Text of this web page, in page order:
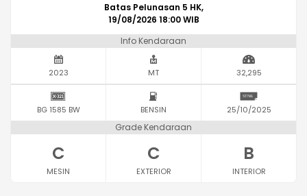
Batas Pelunasan 5 HK,
19/08/2026 18:00 WIB
Info Kendaraan
2023 MT 32,295
BG 1585 BW BENSIN 25/10/2025
Grade Kendaraan
C
MESIN
C
EXTERIOR
B
INTERIOR